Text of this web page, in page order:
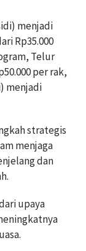
menjadi
Rp35.000
Telur
per rak,
menjadi
strategis
menjaga
dan
upaya